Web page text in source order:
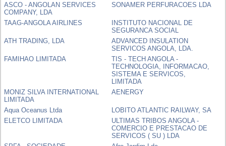
ASCO - ANGOLAN SERVICES
COMPANY, LDA
SONAMER PERFURACOES LDA
TAAG-ANGOLA AIRLINES
INSTITUTO NACIONAL DE
SEGURANCA SOCIAL
ATH TRADING, LDA
ADVANCED INSULATION
SERVICOS ANGOLA, LDA.
FAMIHAO LIMITADA
TIS - TECH ANGOLA -
TECHNOLOGIA, INFORMACAO,
SISTEMA E SERVICOS,
LIMITADA
MONIZ SILVA INTERNATIONAL
LIMITADA
AENERGY
Aqua Oceanus Ltda
LOBITO ATLANTIC RAILWAY, SA
ELETCO LIMITADA
ULTIMAS TRIBOS ANGOLA -
COMERCIO E PRESTACAO DE
SERVICOS ( SU ) LDA